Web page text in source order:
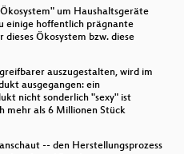
um Haushaltsgeräte
einige hoffentlich prägnante
Ökosystem bzw. diese
auszugestalten, wird im
ausgegangen: ein
nicht sonderlich "sexy" ist
mehr als 6 Millionen Stück
-- den Herstellungsprozess